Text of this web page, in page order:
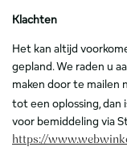
Klachten
Het kan altijd
gepland. We raden u
maken door te mailen
tot een oplossing, dan
voor bemiddeling via
https://